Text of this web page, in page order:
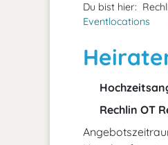
Du bist hier:
Eventlocations
Rechlin OT